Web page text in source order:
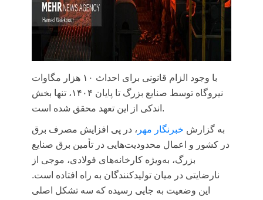
با وجود الزام قانونی برای احداث ۱۰ هزار مگاوات
نیروگاه توسط صنایع بزرگ تا پایان ۱۴۰۴، تنها بخش
اندکی از این تعهد محقق شده است.
به گزارش خبرنگار مهر ، در پی افزایش مصرف برق
در کشور و اعمال محدودیت‌هایی در تأمین برق صنایع
بزرگ، به‌ویژه کارخانه‌های فولادی، موجی از
نارضایتی در میان تولیدکنندگان به راه افتاده است.
این وضعیت به جایی رسیده که سه تشکل اصلی